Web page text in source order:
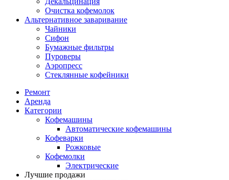
Очистка кофемолок
Альтернативное заваривание
Чайники
Сифон
Бумажные фильтры
Пуроверы
Аэропресс
Стеклянные кофейники
Ремонт
Аренда
Категории
Кофемашины
Автоматические кофемашины
Кофеварки
Рожковые
Кофемолки
Электрические
Лучшие продажи